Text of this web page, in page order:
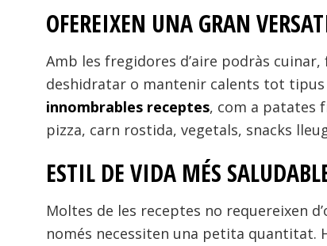
OFEREIXEN UNA GRAN
Amb les fregidores d’aire podràs
deshidratar o mantenir calents tot tipus
innombrables receptes, com a patates
pizza, carn rostida, vegetals, snacks
ESTIL DE VIDA MÉS
Moltes de les receptes no requereixen
només necessiten una petita quantitat.